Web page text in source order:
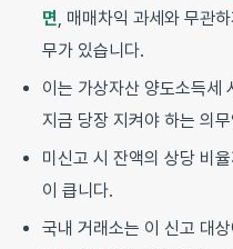
면, 매매차익 과세와 무관하
무가 있습니다.
이는 가상자산 양도소득세
지금 당장 지켜야 하는 의
미신고 시 잔액의 상당 비율
이 큽니다.
국내 거래소는 이 신고 대